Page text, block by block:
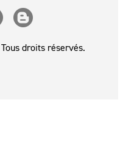
droits réservés.